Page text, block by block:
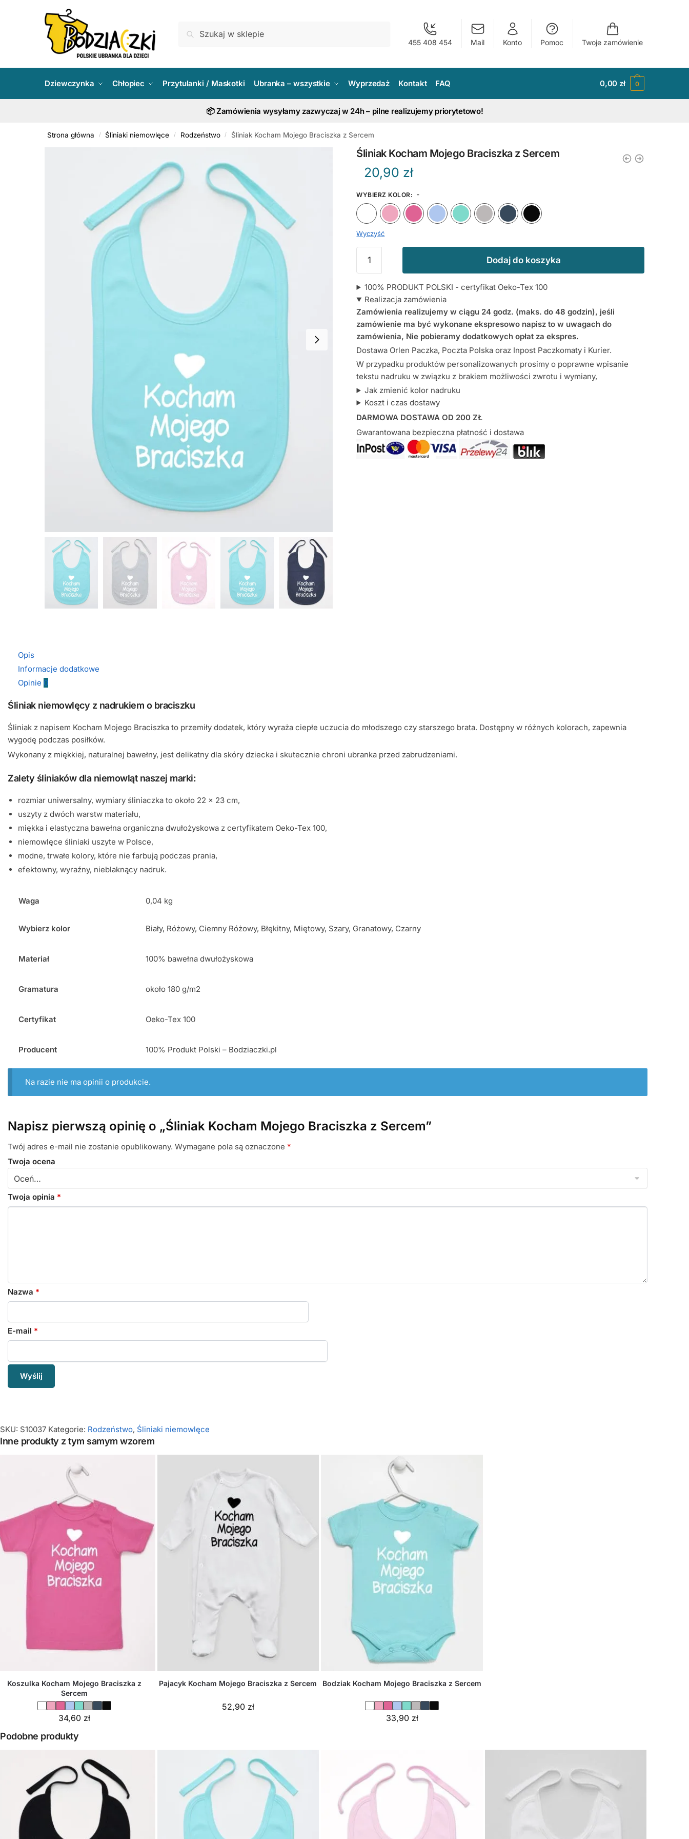
455 408 454 Mail Konto Pomoc Twoje zamówienie
Dziewczynka Chłopiec Przytulanki / Maskotki Ubranka – wszystkie Wyprzedaż Kontakt FAQ 0,00zł 0
📦 Zamówienia wysyłamy zazwyczaj w 24h – pilne realizujemy priorytetowo!
Strona główna / Śliniaki niemowlęce / Rodzeństwo / Śliniak Kocham Mojego Braciszka z Sercem
Śliniak Kocham Mojego Braciszka z Sercem
20,90 zł
WYBIERZ KOLOR: -
Biały Różowy Ciemny Różowy
Błękitny MiętowySzary
Wyczyść
Śliniak
Kocham
Mojego
Braciszka
z
Sercem
Dodaj do koszyka
100% PRODUKT POLSKI - certyfikat Oeko-Tex 100
Realizacja zamówienia
Zamówienia realizujemy w ciągu 24 godz. (maks. do 48 godzin), jeśli
zamówienie ma być wykonane ekspresowo napisz to w uwagach do
zamówienia, Nie pobieramy dodatkowych opłat za ekspres.
Dostawa Orlen Paczka, Poczta Polska oraz Inpost Paczkomaty i Kurier.
W przypadku produktów personalizowanych prosimy o poprawne wpisanie
tekstu nadruku w związku z brakiem możliwości zwrotu i wymiany,
Jak zmienić kolor nadruku
Koszt i czas dostawy
DARMOWA DOSTAWA OD 200 ZŁ
Gwarantowana bezpieczna płatność i dostawa
Opis
Informacje dodatkowe
Opinie 0
Śliniak niemowlęcy z nadrukiem o braciszku
Śliniak z napisem Kocham Mojego Braciszka to przemiły dodatek, który wyraża ciepłe uczucia do młodszego czy starszego brata. Dostępny w różnych kolorach, zapewnia
wygodę podczas posiłków.
Wykonany z miękkiej, naturalnej bawełny, jest delikatny dla skóry dziecka i skutecznie chroni ubranka przed zabrudzeniami.
Zalety śliniaków dla niemowląt naszej marki:
rozmiar uniwersalny, wymiary śliniaczka to około 22 x 23 cm,
uszyty z dwóch warstw materiału,
miękka i elastyczna bawełna organiczna dwułożyskowa z certyfikatem Oeko-Tex 100,
niemowlęce śliniaki uszyte w Polsce,
modne, trwałe kolory, które nie farbują podczas prania,
efektowny, wyraźny, nieblaknący nadruk.
Waga 0,04 kg
Wybierz kolor Biały, Różowy, Ciemny Różowy, Błękitny, Miętowy, Szary, Granatowy, Czarny
Materiał 100% bawełna dwułożyskowa
Gramatura około 180 g/m2
Certyfikat Oeko-Tex 100
Producent 100% Produkt Polski – Bodziaczki.pl
Na razie nie ma opinii o produkcie.
Napisz pierwszą opinię o „Śliniak Kocham Mojego Braciszka z Sercem”
Twój adres e-mail nie zostanie opublikowany. Wymagane pola są oznaczone *
Twoja ocena
Twoja opinia *
Nazwa *
E-mail *
SKU: S10037 Kategorie: Rodzeństwo, Śliniaki niemowlęce
Inne produkty z tym samym wzorem
Koszulka Kocham Mojego Braciszka z
Sercem
34,60 zł
Pajacyk Kocham Mojego Braciszka z Sercem
52,90 zł
Bodziak Kocham Mojego Braciszka z Sercem
33,90 zł
Podobne produkty